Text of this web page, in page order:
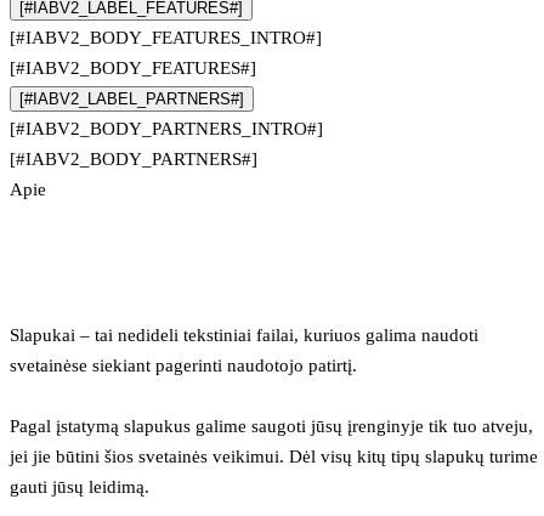
[#IABV2_LABEL_FEATURES#]
[#IABV2_BODY_FEATURES_INTRO#]
[#IABV2_BODY_FEATURES#]
[#IABV2_LABEL_PARTNERS#]
[#IABV2_BODY_PARTNERS_INTRO#]
[#IABV2_BODY_PARTNERS#]
Apie
Slapukai – tai nedideli tekstiniai failai, kuriuos galima naudoti
svetainėse siekiant pagerinti naudotojo patirtį.
Pagal įstatymą slapukus galime saugoti jūsų įrenginyje tik tuo atveju,
jei jie būtini šios svetainės veikimui. Dėl visų kitų tipų slapukų turime
gauti jūsų leidimą.